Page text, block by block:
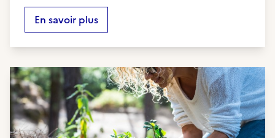
En savoir plus